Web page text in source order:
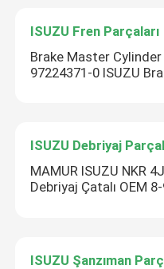
ISUZU Fren Parçaları
Brake Master Cylinder
97224371-0 ISUZU
ISUZU Debriyaj
MAMUR ISUZU NKR
Debriyaj Çatalı OEM
ISUZU Şanzıman